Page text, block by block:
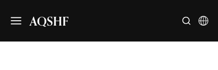
AQSHF